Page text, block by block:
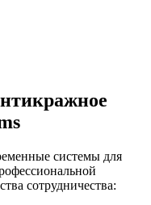
системы для
сотрудничества: